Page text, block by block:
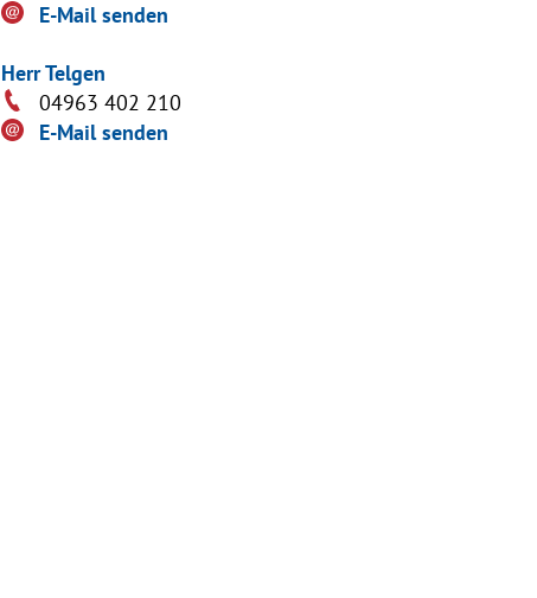
E-Mail senden
Herr Telgen
04963 402 210
E-Mail senden